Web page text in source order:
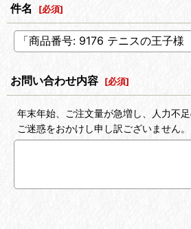
件名 [必須]
お問い合わせ内容 [必須]
年末年始、ご注文量が急増し、人力不
ご迷惑をおかけし申し訳ございません。